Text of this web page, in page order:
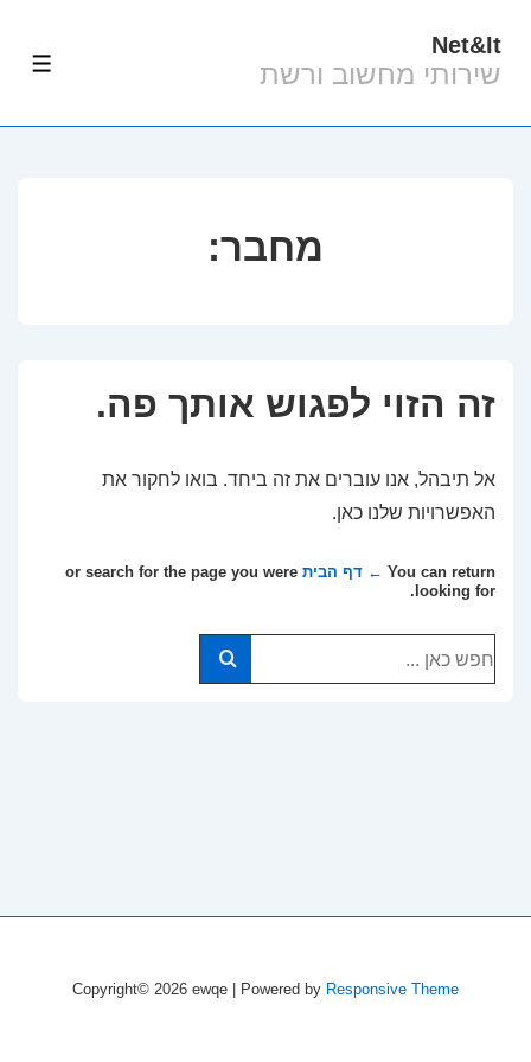
לתוכן
Net&It
שירותי מחשוב ורשת
מחבר:
זה הזוי לפגוש אותך פה.
אל תיבהל, אנו עוברים את זה ביחד. בואו לחקור את
האפשרויות שלנו כאן.
You can return ← דף הבית or search for the page you were
looking for.
עבור:
Copyright© 2026 ewqe | Powered by Responsive Theme